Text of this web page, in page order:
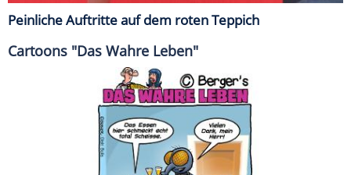
Peinliche Auftritte auf dem roten Teppich
Cartoons "Das Wahre Leben"